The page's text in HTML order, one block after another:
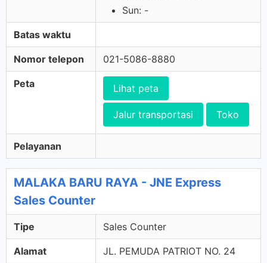
Sun: -
Batas waktu
Nomor telepon 021-5086-8880
Peta Lihat peta
Jalur transportasi Toko
Pelayanan
MALAKA BARU RAYA - JNE Express
Sales Counter
Tipe Sales Counter
Alamat JL. PEMUDA PATRIOT NO. 24